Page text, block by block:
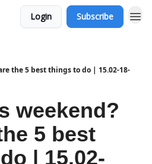
Login Subscribe
the 5 best things to do | 15.02-18-
weekend?
5 best
| 15.02-